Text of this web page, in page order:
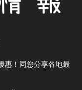
惠！同您分享各地最